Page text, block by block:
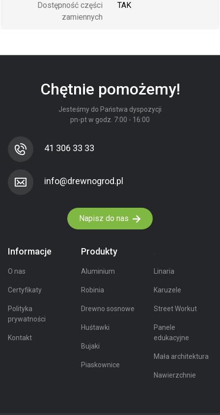
Dostępność części
zamiennych
TAK
Chętnie pomożemy!
Jesteśmy do Państwa dyspozycji
pn-pt w godz. 7:00 - 16:00
41 306 33 33
Napisz do nas
Informacje
O nas
Certyfikaty
Polityka
prywatności
Kontakt
Produkty
Aluminium
Robinia
Drewno sosnowe
Huśtawki
Bujaki
Piaskownice
Linaria
Karuzele
Street Workut
Panele
edukacyjne
Mała architektura
Nawierzchnie